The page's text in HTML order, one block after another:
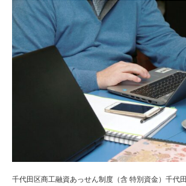
千代田区商工融資あっせん制度（含 特別資金）千代